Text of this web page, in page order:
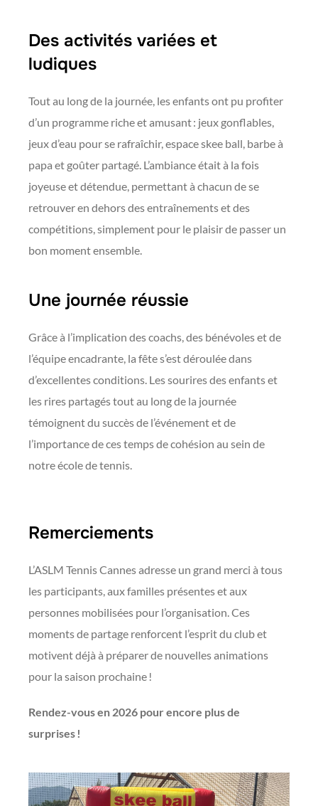
Des activités variées et
ludiques
Tout au long de la journée, les enfants ont pu profiter
d’un programme riche et amusant : jeux gonflables,
jeux d’eau pour se rafraîchir, espace skee ball, barbe à
papa et goûter partagé. L’ambiance était à la fois
joyeuse et détendue, permettant à chacun de se
retrouver en dehors des entraînements et des
compétitions, simplement pour le plaisir de passer un
bon moment ensemble.
Une journée réussie
Grâce à l’implication des coachs, des bénévoles et de
l’équipe encadrante, la fête s’est déroulée dans
d’excellentes conditions. Les sourires des enfants et
les rires partagés tout au long de la journée
témoignent du succès de l’événement et de
l’importance de ces temps de cohésion au sein de
notre école de tennis.
Remerciements
L’ASLM Tennis Cannes adresse un grand merci à tous
les participants, aux familles présentes et aux
personnes mobilisées pour l’organisation. Ces
moments de partage renforcent l’esprit du club et
motivent déjà à préparer de nouvelles animations
pour la saison prochaine !
Rendez-vous en 2026 pour encore plus de
surprises !